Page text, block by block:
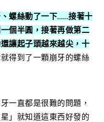
、螺絲動了一下……接著十
個半圓，接著再做第二
讓起子頭越來越尖，十
得到了一顆崩牙的螺絲
一直都是很難的問題，
」就知道這東西好發的